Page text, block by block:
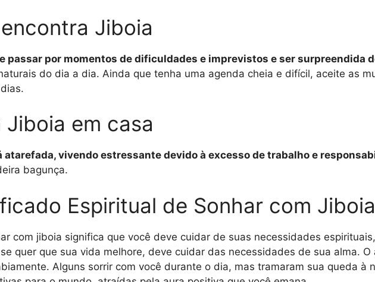
Jiboia
passar por momentos de dificuldades e imprevistos e ser surpreendida
do dia a dia. Ainda que tenha uma agenda cheia e difícil, aceite as
em casa
atarefada, vivendo estressante devido à excesso de trabalho e
bagunça.
Espiritual de Sonhar com Jiboia
com jiboia significa que você deve cuidar de suas necessidades
quer que sua vida melhore, deve cuidar das necessidades de sua alma.
Alguns sorrir com você durante o dia, mas tramaram sua queda à